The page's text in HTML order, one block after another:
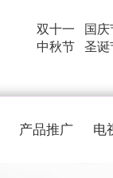
双十一
中秋节
国庆
圣诞
产品推广 电